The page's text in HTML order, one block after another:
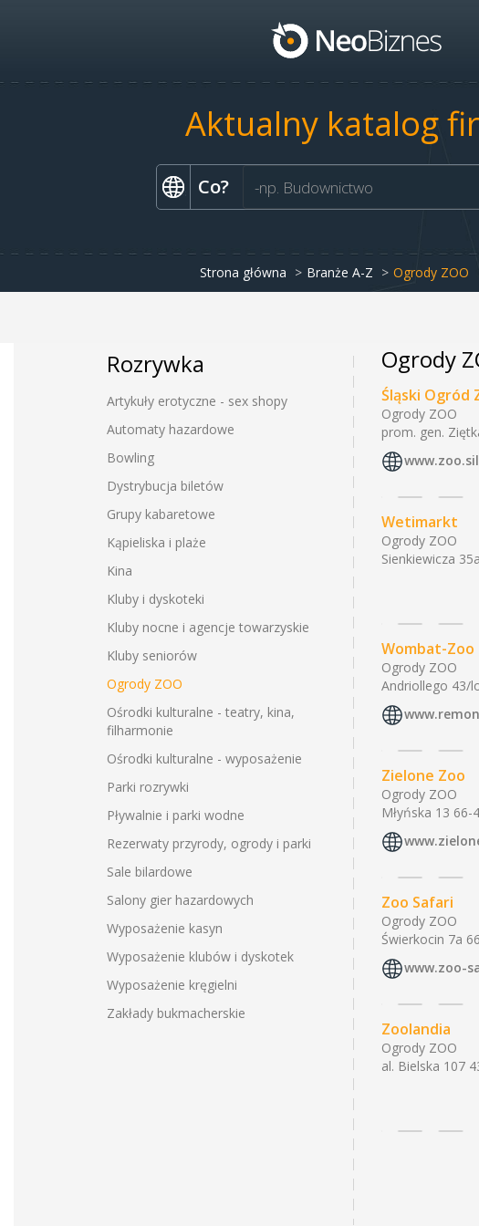
Aktualny katalog
Co?
Strona główna Branże A-Z Ogrody ZOO
Rozrywka
Artykuły erotyczne - sex shopy
Automaty hazardowe
Bowling
Dystrybucja biletów
Grupy kabaretowe
Kąpieliska i plaże
Kina
Kluby i dyskoteki
Kluby nocne i agencje towarzyskie
Kluby seniorów
Ogrody ZOO
Ośrodki kulturalne - teatry, kina,
filharmonie
Ośrodki kulturalne - wyposażenie
Parki rozrywki
Pływalnie i parki wodne
Rezerwaty przyrody, ogrody i parki
Sale bilardowe
Salony gier hazardowych
Wyposażenie kasyn
Wyposażenie klubów i dyskotek
Wyposażenie kręgielni
Zakłady bukmacherskie
Ogrody
Śląski Ogród
Ogrody ZOO
prom. gen.
Wetimarkt
Ogrody ZOO
Sienkiewicza
Wombat-Zoo
Ogrody ZOO
Andriollego 43/
Zielone Zoo
Ogrody ZOO
Młyńska 13
Zoo Safari
Ogrody ZOO
Świerkocin 7a
www.zoo-
Zoolandia
Ogrody ZOO
al. Bielska 107